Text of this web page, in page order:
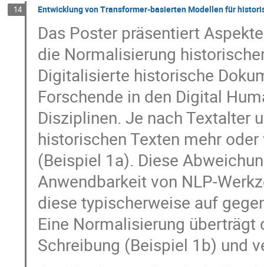
14 Entwicklung von Transformer-basierten Modellen für
Das Poster präsentiert
die Normalisierung
Digitalisierte historische
Forschende in den Digital
Disziplinen. Je nach Textalter
historischen Texten mehr
(Beispiel 1a). Diese
Anwendbarkeit von NLP-
diese typischerweise auf
Eine Normalisierung
Schreibung (Beispiel 1b) und